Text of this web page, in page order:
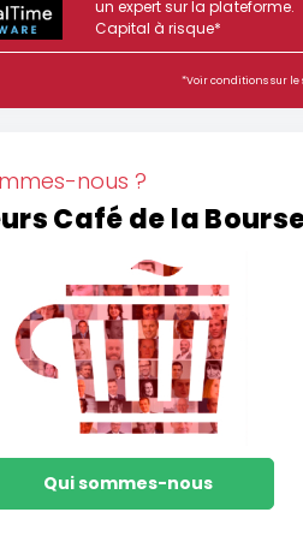
un expert sur la plateforme.
Capital à risque*
*Voir conditions sur le
nous ?
Café de la
Qui sommes-nous